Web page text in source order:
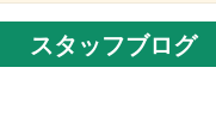
スタッフブログ